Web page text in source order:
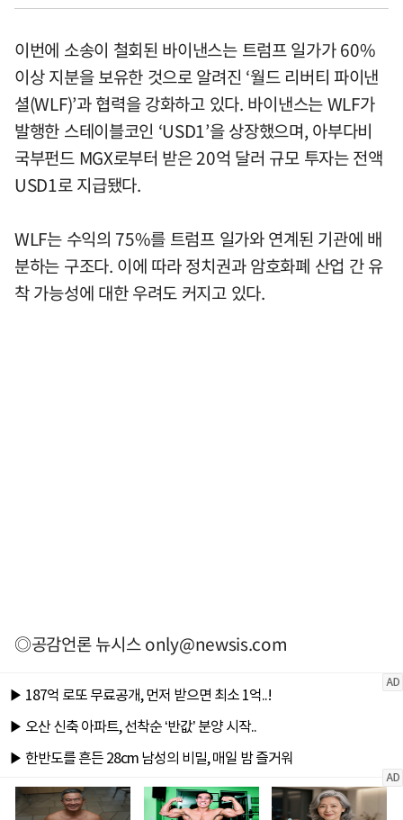
이번에 소송이 철회된 바이낸스는 트럼프 일가가 60%
이상 지분을 보유한 것으로 알려진 ‘월드 리버티 파이낸
셜(WLF)’과 협력을 강화하고 있다. 바이낸스는 WLF가
발행한 스테이블코인 ‘USD1’을 상장했으며, 아부다비
국부펀드 MGX로부터 받은 20억 달러 규모 투자는 전액
USD1로 지급됐다.
WLF는 수익의 75%를 트럼프 일가와 연계된 기관에 배
분하는 구조다. 이에 따라 정치권과 암호화폐 산업 간 유
착 가능성에 대한 우려도 커지고 있다.
◎공감언론 뉴시스only@newsis.com